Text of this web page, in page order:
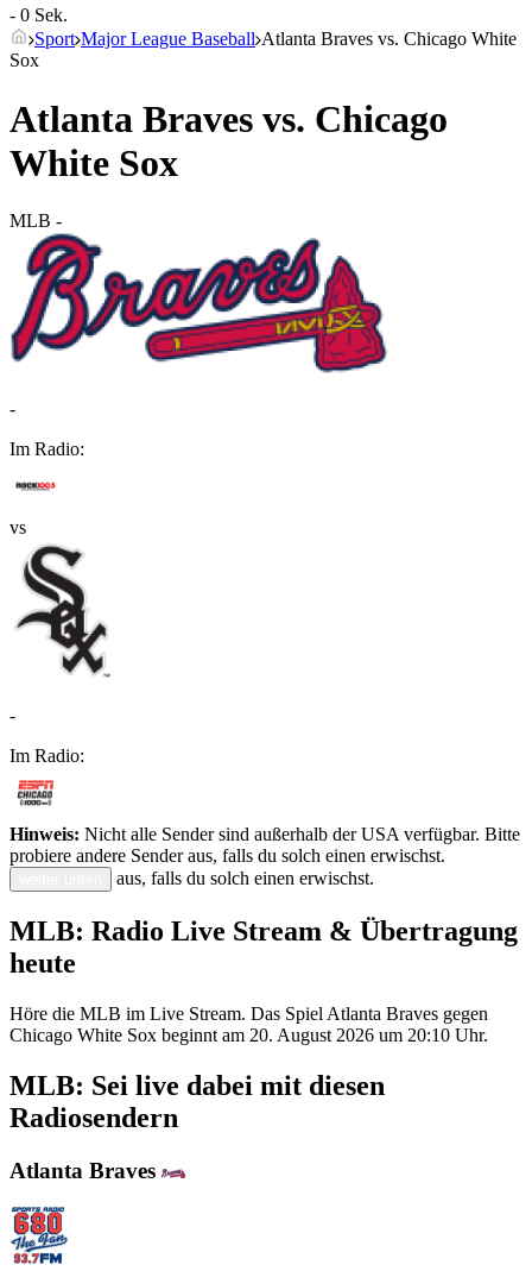
- 0 Sek.
Sport Major League Baseball Atlanta Braves vs. Chicago White
Sox
Atlanta Braves vs. Chicago
White Sox
MLB -
-
Im Radio:
vs
-
Im Radio:
Hinweis: Nicht alle Sender sind außerhalb der USA verfügbar. Bitte
probiere andere Sender aus, falls du solch einen erwischst.
aus, falls du solch einen erwischst.
MLB: Radio Live Stream & Übertragung
heute
Höre die MLB im Live Stream. Das Spiel Atlanta Braves gegen
Chicago White Sox beginnt am 20. August 2026 um 20:10 Uhr.
MLB: Sei live dabei mit diesen
Radiosendern
Atlanta Braves